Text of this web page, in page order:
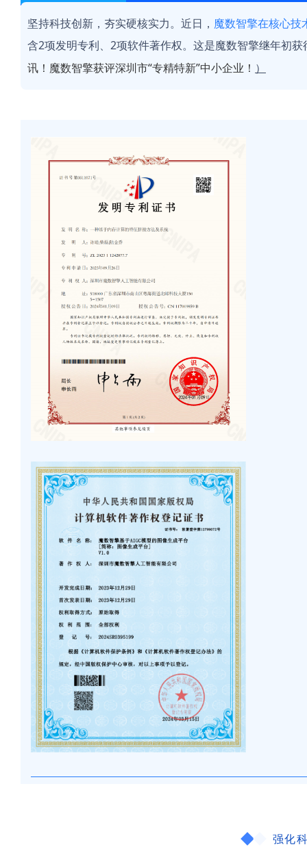
坚持科技创新，夯实硬核实力。近日， 魔数智擎在核心技
含2项发明专利、2项软件著作权。这是魔数智擎继年初
讯！魔数智擎获评深圳市“专精特新”中小企业！ ）
强化